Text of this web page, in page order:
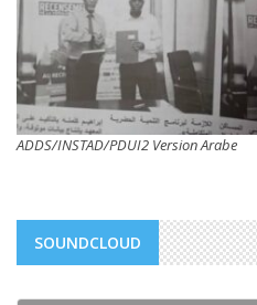
ADDS/INSTAD/PDUI2 Version Arabe
SOUNDCLOUD